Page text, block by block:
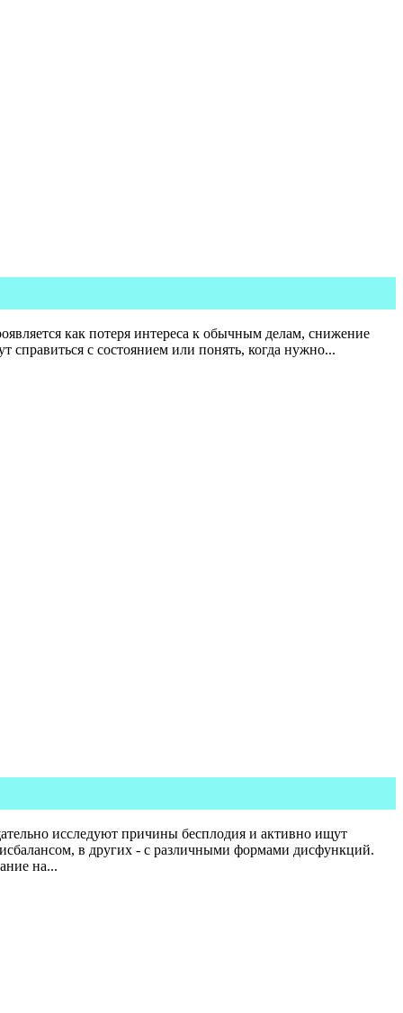
как потеря интереса к обычным делам, снижение
с состоянием или понять, когда нужно...
исследуют причины бесплодия и активно ищут
в других - с различными формами дисфункций.
на...